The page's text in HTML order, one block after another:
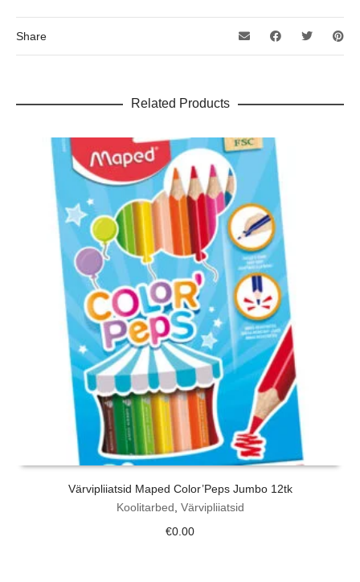
Share
Related Products
Värvipliiatsid Maped Color’Peps Jumbo 12tk
Koolitarbed, Värvipliiatsid
€0.00